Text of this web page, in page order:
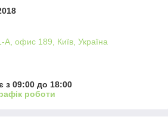
А, офис 189, Київ, Україна
з 09:00 до 18:00
роботи